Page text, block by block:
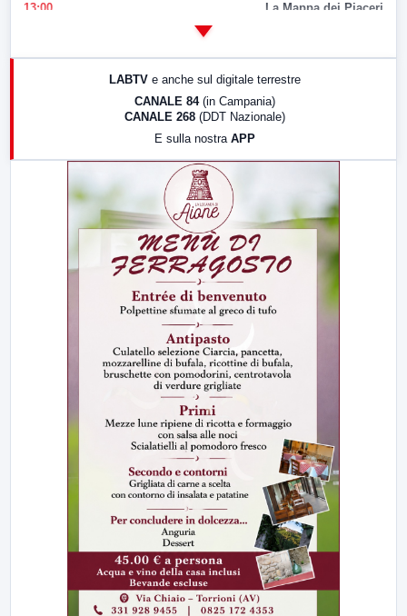
13:00 La Mappa dei Piaceri
LABTV e anche sul digitale terrestre
CANALE 84 (in Campania)
CANALE 268 (DDT Nazionale)
E sulla nostra APP